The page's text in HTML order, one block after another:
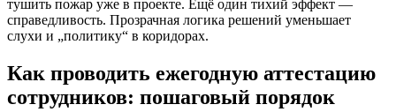
тушить пожар уже в проекте. Ещё один тихий эффект —
справедливость. Прозрачная логика решений уменьшает
слухи и „политику“ в коридорах.
Как проводить ежегодную аттестацию
сотрудников: пошаговый порядок